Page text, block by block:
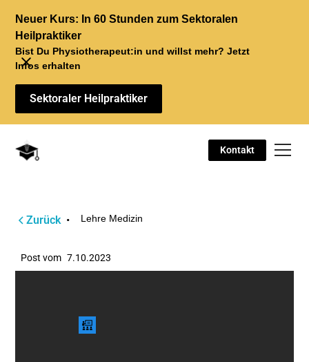
Neuer Kurs: In 60 Stunden zum Sektoralen
Heilpraktiker
Bist Du Physiotherapeut:in und willst mehr? Jetzt
Infos erhalten
Sektoraler Heilpraktiker
Kontakt
Zurück • Lehre Medizin
Post vom 7.10.2023